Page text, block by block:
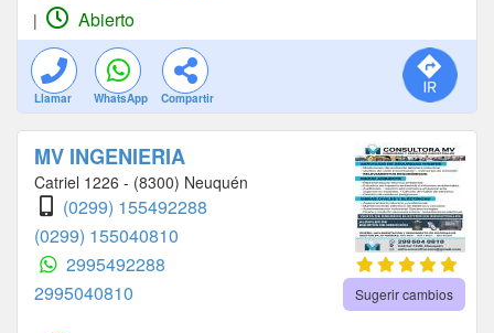
| Abierto
Llamar WhatsApp Compartir
MV INGENIERIA
Catriel 1226 - (8300) Neuquén
(0299) 155492288
(0299) 155040810
2995492288
2995040810
Sugerir cambios